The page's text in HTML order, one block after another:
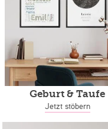
Geburt & Taufe
Jetzt stöbern